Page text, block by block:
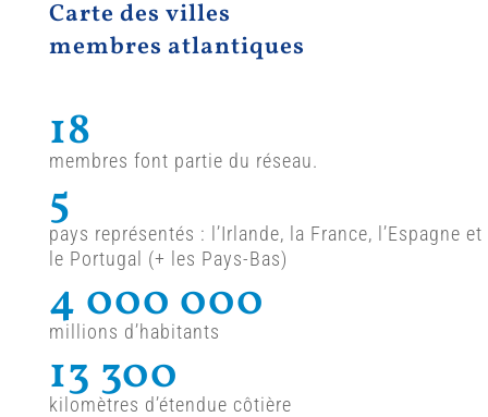
Carte des villes
membres atlantiques
18
membres font partie du réseau.
5
pays représentés : l’Irlande, la France, l’Espagne et
le Portugal (+ les Pays-Bas)
4 000 000
millions d’habitants
13 300
kilomètres d’étendue côtière